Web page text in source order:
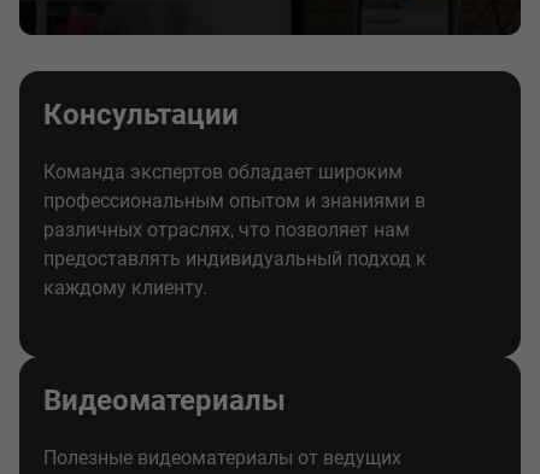
Консультации
Команда экспертов обладает широким
профессиональным опытом и знаниями в
различных отраслях, что позволяет нам
предоставлять индивидуальный подход к
каждому клиенту.
Видеоматериалы
Полезные видеоматериалы от ведущих